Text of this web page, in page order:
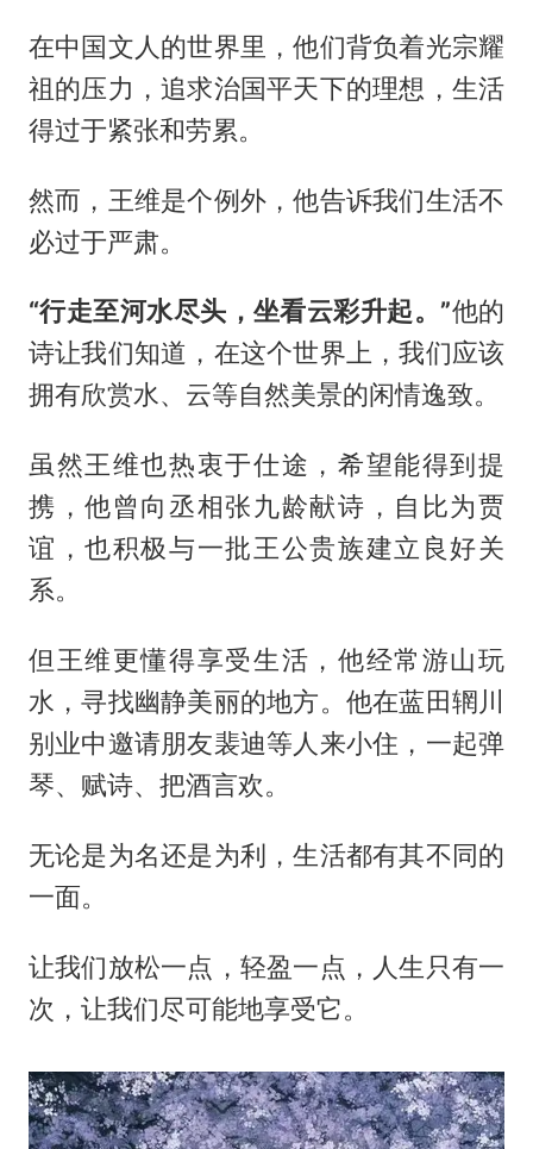
在中国文人的世界里，他们背负着光宗耀
祖的压力，追求治国平天下的理想，生活
得过于紧张和劳累。
然而，王维是个例外，他告诉我们生活不
必过于严肃。
“行走至河水尽头，坐看云彩升起。”他的
诗让我们知道，在这个世界上，我们应该
拥有欣赏水、云等自然美景的闲情逸致。
虽然王维也热衷于仕途，希望能得到提
携，他曾向丞相张九龄献诗，自比为贾
谊，也积极与一批王公贵族建立良好关
系。
但王维更懂得享受生活，他经常游山玩
水，寻找幽静美丽的地方。他在蓝田辋川
别业中邀请朋友裴迪等人来小住，一起弹
琴、赋诗、把酒言欢。
无论是为名还是为利，生活都有其不同的
一面。
让我们放松一点，轻盈一点，人生只有一
次，让我们尽可能地享受它。